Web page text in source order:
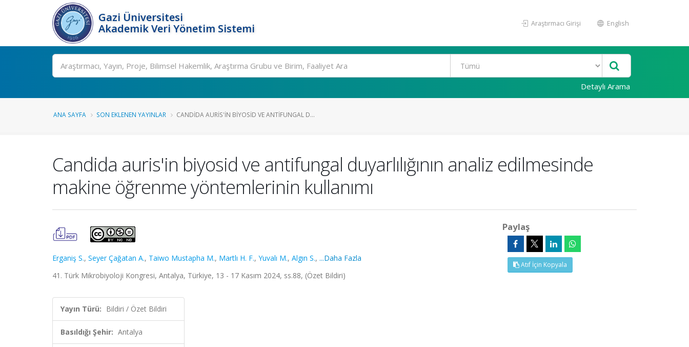
Gazi Üniversitesi
Akademik Veri Yönetim Sistemi
Araştırmacı Girişi English
Ara
Detaylı Arama
ANA SAYFA SON EKLENEN YAYINLAR CANDIDA AURIS'IN BIYOSID VE ANTIFUNGAL D...
Candida auris'in biyosid ve antifungal duyarlılığının analiz edilmesinde
makine öğrenme yöntemlerinin kullanımı
Erganiş S., Seyer Çağatan A., Taiwo Mustapha M., Martlı H. F., Yuvalı M., Algın S., ...Daha Fazla
41. Türk Mikrobiyoloji Kongresi, Antalya, Türkiye, 13 - 17 Kasım 2024, ss.88, (Özet Bildiri)
Yayın Türü: Bildiri / Özet Bildiri
Basıldığı Şehir: Antalya
Paylaş
Atıf İçin Kopyala